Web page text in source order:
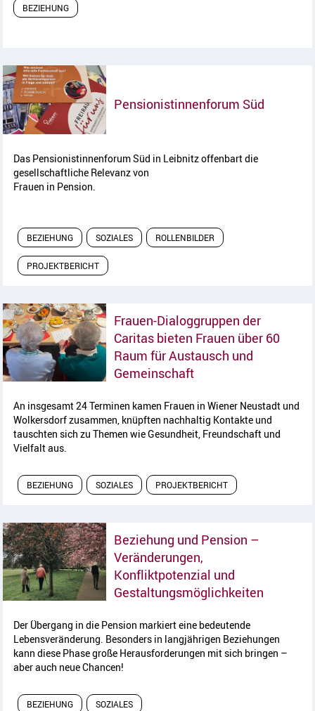
BEZIEHUNG
Pensionistinnenforum SüdArtikel
Das Pensionistinnenforum Süd in Leibnitz offenbart die
gesellschaftliche Relevanz von
Frauen in Pension.
BEZIEHUNG SOZIALES ROLLENBILDER
PROJEKTBERICHT
Frauen-Dialoggruppen der
Caritas bieten Frauen über 60
Raum für Austausch und
GemeinschaftArtikel lesen
An insgesamt 24 Terminen kamen Frauen in Wiener Neustadt und
Wolkersdorf zusammen, knüpften nachhaltig Kontakte und
tauschten sich zu Themen wie Gesundheit, Freundschaft und
Vielfalt aus.
BEZIEHUNG SOZIALES PROJEKTBERICHT
Beziehung und Pension –
Veränderungen,
Konfliktpotenzial und
GestaltungsmöglichkeitenArtikel
Der Übergang in die Pension markiert eine bedeutende
Lebensveränderung. Besonders in langjährigen Beziehungen
kann diese Phase große Herausforderungen mit sich bringen –
aber auch neue Chancen!
BEZIEHUNG SOZIALES